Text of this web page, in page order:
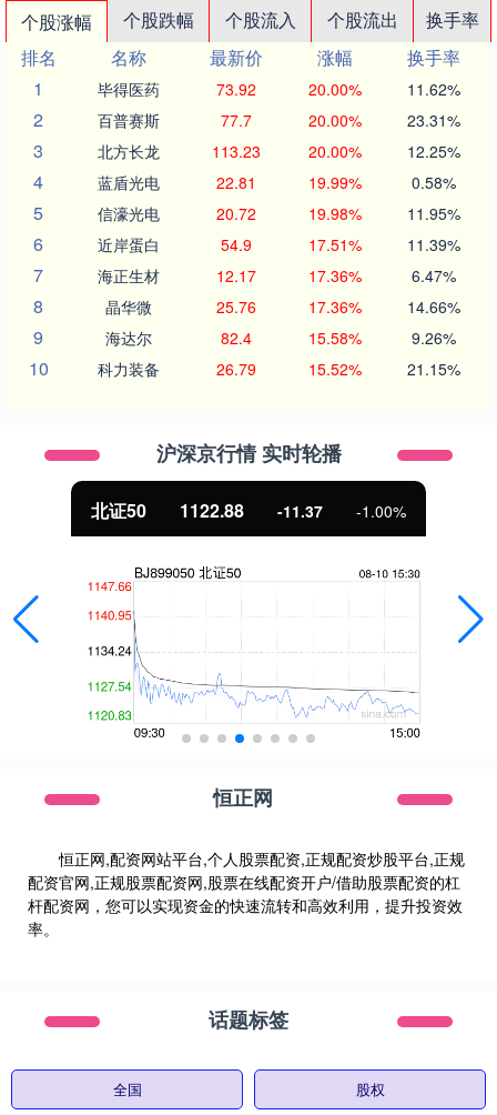
个股涨幅 个股跌幅 个股流入 个股流出
换手率
排名
名称 最新价 涨幅
换手率
1
毕得医药 73.92 20.00% 11.62%
2 百普赛斯 77.7 20.00% 23.31%
3 北方长龙 113.23 20.00% 12.25%
4 蓝盾光电 22.81 19.99% 0.58%
5 信濠光电 20.72 19.98% 11.95%
6 近岸蛋白 54.9 17.51% 11.39%
7 海正生材 12.17 17.36% 6.47%
8 晶华微 25.76 17.36% 14.66%
9 海达尔 82.4 15.58% 9.26%
10 科力装备 26.79 15.52% 21.15%
沪深京行情 实时轮播
北证50 1122.88 -11.37 -1.00%
恒正网
恒正网,配资网站平台,个人股票配资,正规配资炒股平台,正规
配资官网,正规股票配资网,股票在线配资开户/借助股票配资的杠
杆配资网，您可以实现资金的快速流转和高效利用，提升投资效
率。
话题标签
全国 股权